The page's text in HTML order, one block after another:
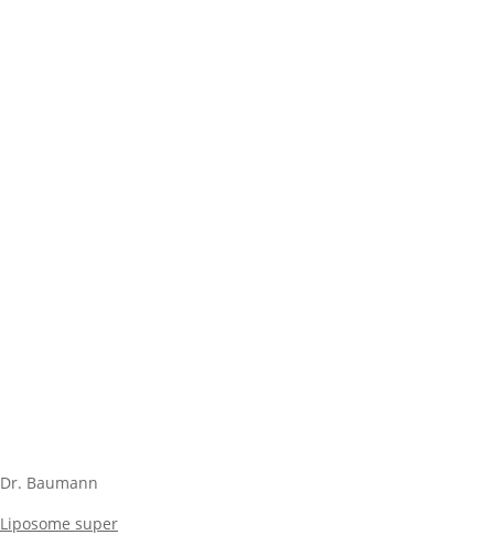
Dr. Baumann
Liposome super